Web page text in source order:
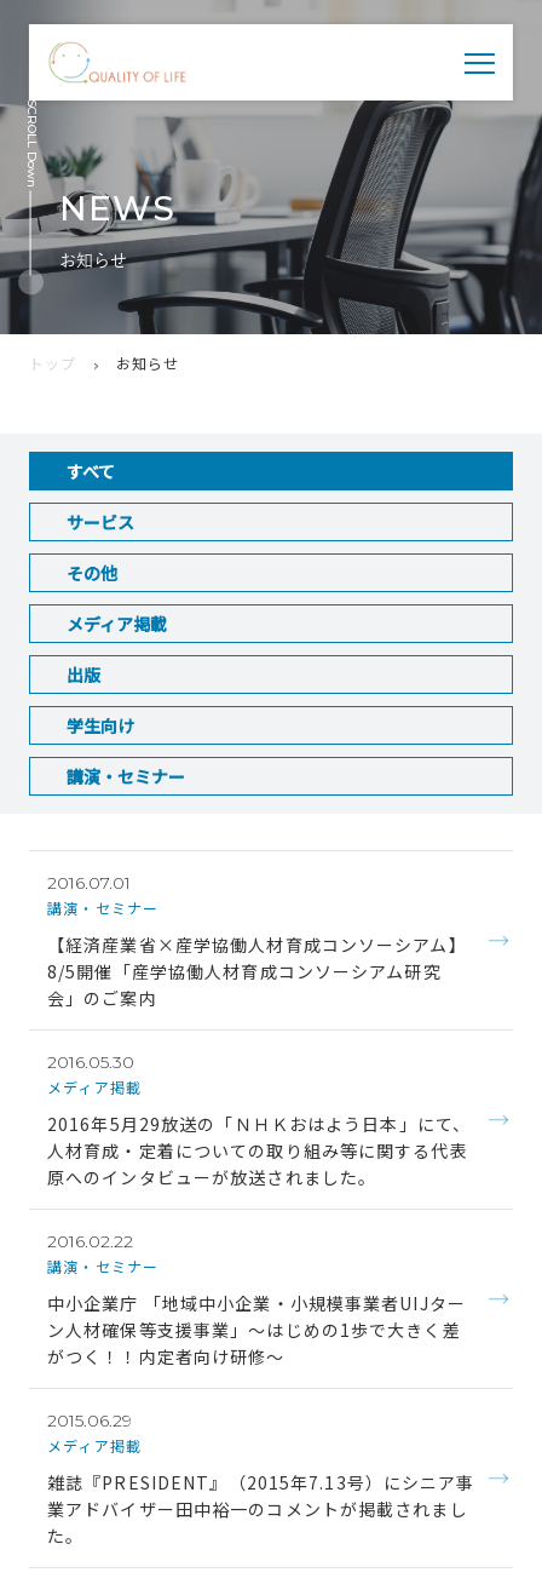
SCROLL Down
NEWS
お知らせ
トップ お知らせ
すべて
サービス
その他
メディア掲載
出版
学生向け
講演・セミナー
2016.07.01
講演・セミナー
【経済産業省×産学協働人材育成コンソーシアム】
8/5開催「産学協働人材育成コンソーシアム研究
会」のご案内
2016.05.30
メディア掲載
2016年5月29放送の「ＮＨＫおはよう日本」にて、
人材育成・定着についての取り組み等に関する代表
原へのインタビューが放送されました。
2016.02.22
講演・セミナー
中小企業庁 「地域中小企業・小規模事業者UIJター
ン人材確保等支援事業」〜はじめの1歩で大きく差
がつく！！内定者向け研修〜
2015.06.29
メディア掲載
雑誌『PRESIDENT』（2015年7.13号）にシニア事
業アドバイザー田中裕一のコメントが掲載されまし
た。